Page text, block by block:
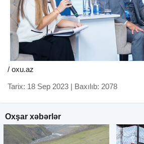
/ oxu.az
Tarix: 18 Sep 2023 | Baxılıb: 2078
Oxşar xəbərlər